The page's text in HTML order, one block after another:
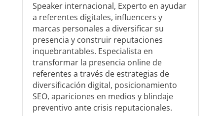
Speaker internacional, Experto en ayudar
a referentes digitales, influencers y
marcas personales a diversificar su
presencia y construir reputaciones
inquebrantables. Especialista en
transformar la presencia online de
referentes a través de estrategias de
diversificación digital, posicionamiento
SEO, apariciones en medios y blindaje
preventivo ante crisis reputacionales.